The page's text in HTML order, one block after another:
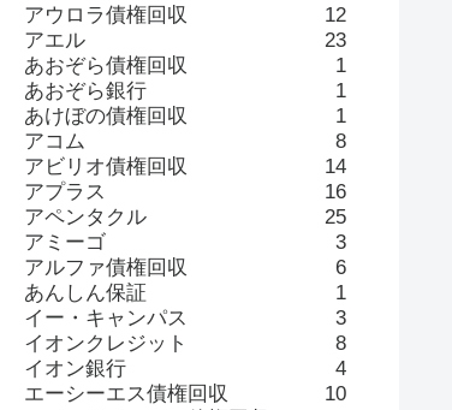
アウロラ債権回収
12
アエル
23
あおぞら債権回収
1
あおぞら銀行
1
あけぼの債権回収
1
アコム
8
アビリオ債権回収
14
アプラス
16
アペンタクル
25
アミーゴ
3
アルファ債権回収
6
あんしん保証
1
イー・キャンパス
3
イオンクレジット
8
イオン銀行
4
エーシーエス債権回収
10